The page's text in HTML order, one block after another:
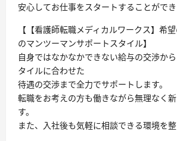
安心してお仕事をスタートすることができ
【【看護師転職メディカルワークス】希
のマンツーマンサポートスタイル】
自身ではなかなかできない給与の交渉か
タイルに合わせた
待遇の交渉まで全力でサポートします。
転職をお考えの方も働きながら無理なく
す。
また、入社後も気軽に相談できる環境を